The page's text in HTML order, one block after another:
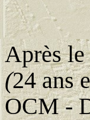
Après
(24 ans
OCM -